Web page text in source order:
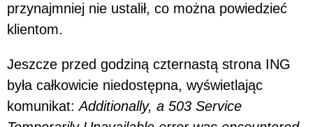
przynajmniej nie ustalił, co można powiedzieć
klientom.
Jeszcze przed godziną czternastą strona ING
była całkowicie niedostępna, wyświetlając
komunikat:Additionally, a 503 Service